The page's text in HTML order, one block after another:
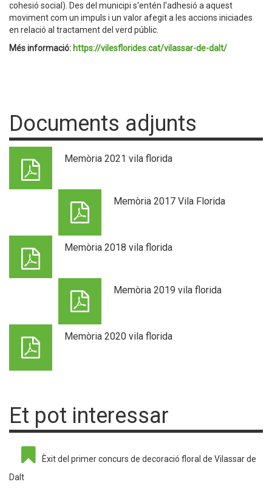
cohesió social). Des del municipi s'entén l'adhesió a aquest
moviment com un impuls i un valor afegit a les accions iniciades
en relació al tractament del verd públic.
Més informació: https://vilesflorides.cat/vilassar-de-dalt/
Documents adjunts
Memòria 2021 vila florida
Memòria 2017 Vila Florida
Memòria 2018 vila florida
Memòria 2019 vila florida
Memòria 2020 vila florida
Et pot interessar
Èxit del primer concurs de decoració floral de Vilassar de
Dalt